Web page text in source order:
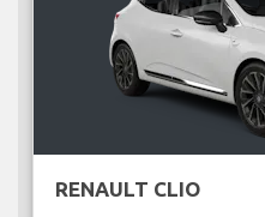
RENAULT CLIO